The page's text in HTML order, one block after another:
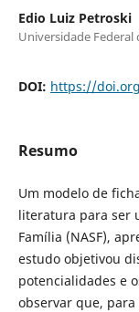
Edio Luiz Petroski
Universidade Federal
DOI: https://
Resumo
Um modelo de
literatura para ser
Família (NASF),
estudo objetivou
potencialidades e
observar que,